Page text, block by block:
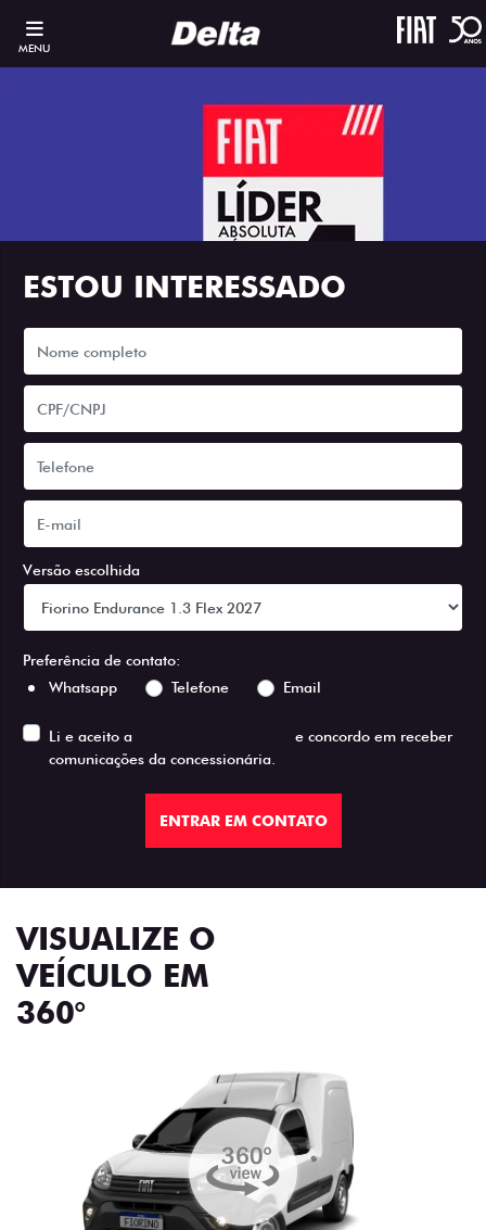
MENU
ESTOU INTERESSADO
Versão escolhida
Preferência de contato:
Whatsapp
Telefone Email
Li e aceito a
e concordo em receber
comunicações da concessionária.
ENTRAR EM CONTATO
VISUALIZE O
VEÍCULO EM
360°